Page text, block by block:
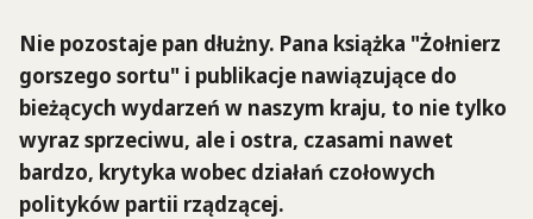
Nie pozostaje pan dłużny. Pana książka "Żołnierz
gorszego sortu" i publikacje nawiązujące do
bieżących wydarzeń w naszym kraju, to nie tylko
wyraz sprzeciwu, ale i ostra, czasami nawet
bardzo, krytyka wobec działań czołowych
polityków partii rządzącej.